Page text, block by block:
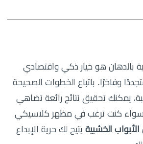
بالدهان هو خيار ذكي واقتصادي
وفاخرًا. باتباع الخطوات الصحيحة
يمكنك تحقيق نتائج رائعة تضاهي
سواء كنت ترغب في مظهر كلاسيكي
الخشبية يتيح لك حرية الإبداع